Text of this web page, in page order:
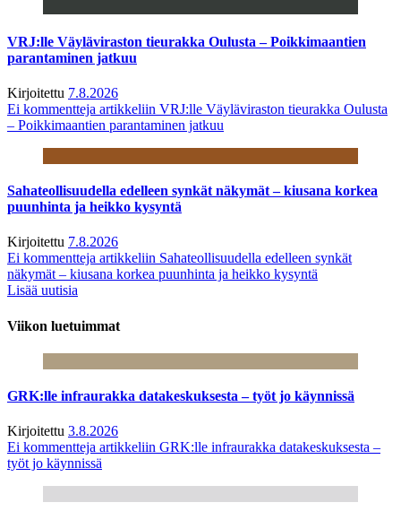
VRJ:lle Väyläviraston tieurakka Oulusta – Poikkimaantien
parantaminen jatkuu
Kirjoitettu 7.8.2026
Ei kommentteja artikkeliin VRJ:lle Väyläviraston tieurakka Oulusta
– Poikkimaantien parantaminen jatkuu
Sahateollisuudella edelleen synkät näkymät – kiusana korkea
puunhinta ja heikko kysyntä
Kirjoitettu 7.8.2026
Ei kommentteja artikkeliin Sahateollisuudella edelleen synkät
näkymät – kiusana korkea puunhinta ja heikko kysyntä
Lisää uutisia
Viikon luetuimmat
GRK:lle infraurakka datakeskuksesta – työt jo käynnissä
Kirjoitettu 3.8.2026
Ei kommentteja artikkeliin GRK:lle infraurakka datakeskuksesta –
työt jo käynnissä